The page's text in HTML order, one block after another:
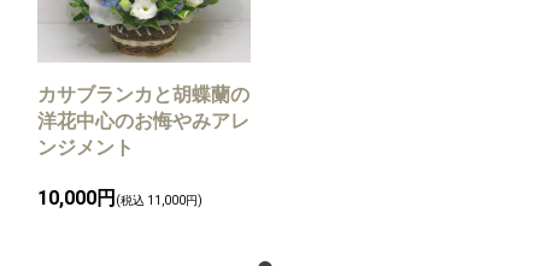
カサブランカと胡蝶蘭の
洋花中心のお悔やみアレ
ンジメント
10,000円 (税込 11,000円)